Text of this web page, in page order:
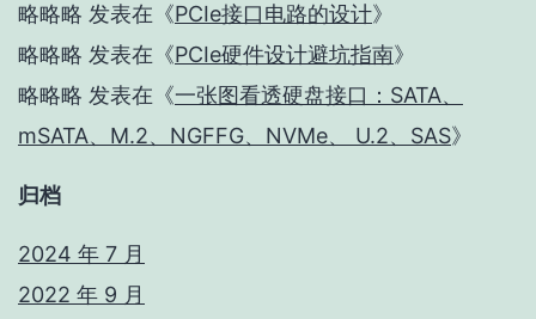
略略略 发表在《PCIe接口电路的设计》
略略略 发表在《PCIe硬件设计避坑指南》
略略略 发表在《一张图看透硬盘接口：SATA、
mSATA、M.2、NGFFG、NVMe、 U.2、SAS》
归档
2024 年 7 月
2022 年 9 月